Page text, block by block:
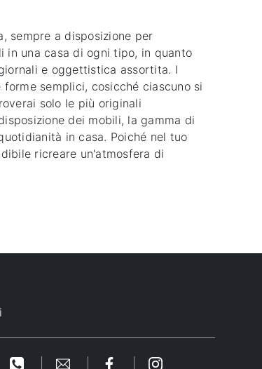
sempre a disposizione per
in una casa di ogni tipo, in quanto
e oggettistica assortita. I
semplici, cosicché ciascuno si
solo le più originali
dei mobili, la gamma di
in casa. Poiché nel tuo
ricreare un'atmosfera di